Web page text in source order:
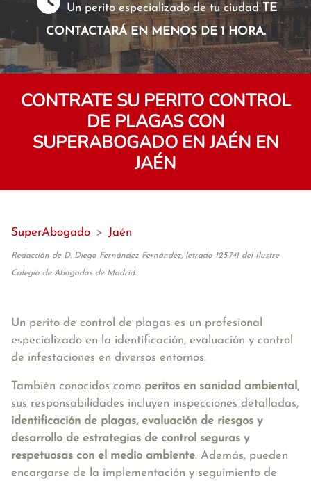
Un perito especializado de tu ciudadTE
CONTACTARÁ EN MENOS DE 1 HORA.
CONTRATE SU PERITO CONTROL
DE PLAGAS CON
SUPERABOGADO EN JAÉN EN
JAÉN
SuperAbogado > Jaén
Redacción de D. Diego Fernández Fernández, letrado 125.741 del Ilustre
Colegio de Abogados de Madrid.
Un perito de control de plagas es un profesional
especializado en la identificación, evaluación y control
de infestaciones en diversos entornos.
También conocidos como peritos en sanidad ambiental ,
sus responsabilidades incluyen inspecciones detalladas,
identificación de plagas, evaluación de riesgos y
desarrollo de estrategias de control seguras y
respetuosas con el medio ambiente. Además, pueden
encargarse de la implementación y seguimiento de